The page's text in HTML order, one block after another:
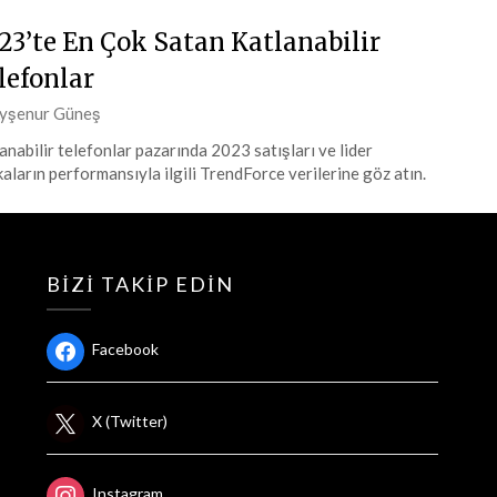
En Çok Satan Katlanabilir
Güneş
telefonlar pazarında 2023 satışları ve lider
performansıyla ilgili TrendForce verilerine göz atın.
BIZI TAKIP EDIN
Facebook
X (Twitter)